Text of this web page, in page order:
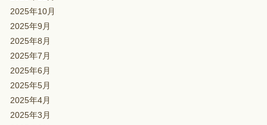
2025年10月
2025年9月
2025年8月
2025年7月
2025年6月
2025年5月
2025年4月
2025年3月